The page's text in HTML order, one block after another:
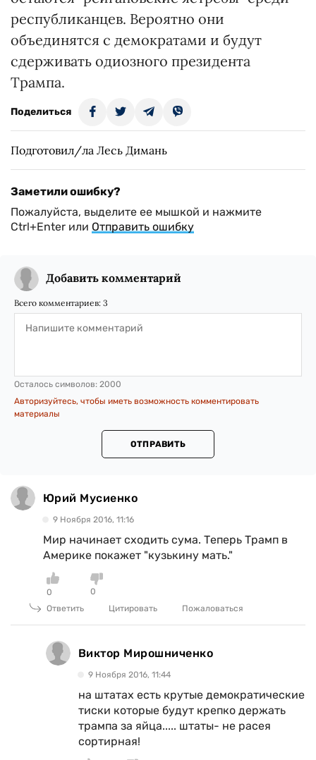
республиканцев. Вероятно они
объединятся с демократами и будут
сдерживать одиозного президента
Трампа.
Поделиться
Подготовил/ла Лесь Димань
Заметили ошибку?
Пожалуйста, выделите ее мышкой и нажмите
Ctrl+Enter или Отправить ошибку
Добавить комментарий
Всего комментариев: 3
Осталось символов: 2000
Авторизуйтесь, чтобы иметь возможность комментировать
материалы
ОТПРАВИТЬ
Юрий Мусиенко
9 Ноября 2016, 11:16
Мир начинает сходить сума. Теперь Трамп в
Америке покажет "кузькину мать."
0
0
Ответить
Цитировать Пожаловаться
Виктор Мирошниченко
9 Ноября 2016, 11:44
на штатах есть крутые демократические
тиски которые будут крепко держать
трампа за яйца..... штаты- не расея
сортирная!